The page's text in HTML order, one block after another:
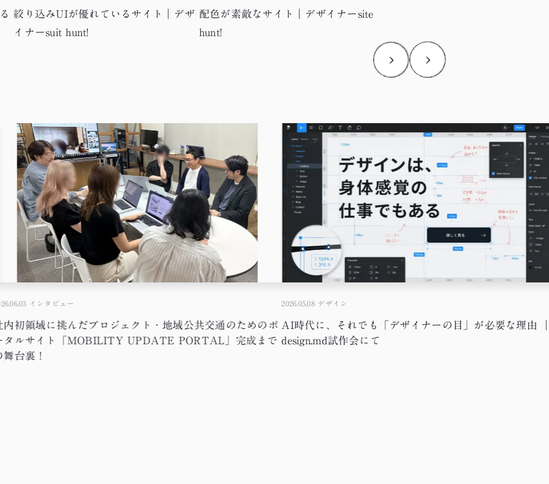
絞り込みUIが優れているサイト｜デザ
イナーsuit hunt!
配色が素敵なサイト｜デザイナーsite
hunt!
インタビュー
内初領域に挑んだプロジェクト・地域公共交通のためのポ
タルサイト「MOBILITY UPDATE PORTAL」完成まで
舞台裏！
2026.05.08 デザイン
AI時代に、それでも「デザイナーの目」が必要な理由
design.md試作会にて